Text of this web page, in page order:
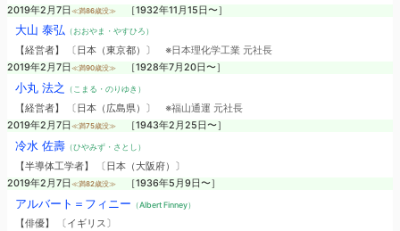
2019年2月7日 ≪満86歳没≫ ［1932年11月15日〜］
大山 泰弘（おおやま・やすひろ）
【経営者】 〔日本（東京都）〕 ※日本理化学工業 元社長
2019年2月7日 ≪満90歳没≫ ［1928年7月20日〜］
小丸 法之 （こまる・のりゆき）
【経営者】 〔日本（広島県）〕 ※福山通運 元社長
2019年2月7日 ≪満75歳没≫ ［1943年2月25日〜］
冷水 佐壽（ひやみず・さとし）
【半導体工学者】 〔日本（大阪府）〕
2019年2月7日 ≪満82歳没≫ ［1936年5月9日〜］
アルバート＝フィニー （Albert Finney）
【俳優】 〔イギリス〕